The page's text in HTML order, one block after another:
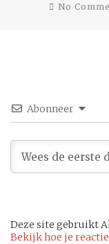
No Comment
Abonneer
Deze site gebruikt
Bekijk hoe je